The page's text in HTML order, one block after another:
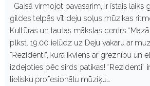
Gaisā virmojot pavasarim, ir īstais laiks
ģildes telpās vīt deju soļus mūzikas
Kultūras un tautas mākslas centrs
plkst. 19.00 ielūdz uz Deju vakaru ar
“Rezidenti”, kurā ikviens ar greznību un
izdejoties pēc sirds patikas! “Rezidenti”
lielisku profesionālu mūziķu…